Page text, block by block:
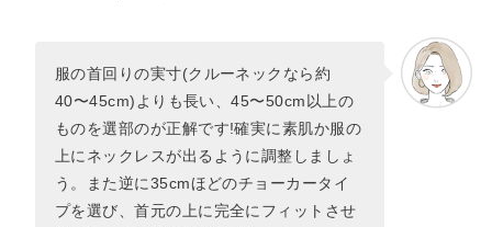
服の首回りの実寸(クルーネックなら約
40〜45cm)よりも長い、45〜50cm以上の
ものを選部のが正解です!確実に素肌か服の
上にネックレスが出るように調整しましょ
う。また逆に35cmほどのチョーカータイ
プを選び、首元の上に完全にフィットさせ